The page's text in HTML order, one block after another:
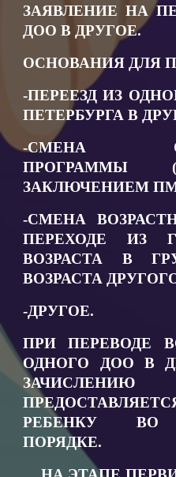
ЗАЯВЛЕНИЕ НА
ДОО В ДРУГОЕ.
ОСНОВАНИЯ ДЛЯ
-ПЕРЕЕЗД ИЗ
ПЕТЕРБУРГА В
-СМЕНА
ПРОГРАММЫ
ЗАКЛЮЧЕНИЕМ
-СМЕНА
ПЕРЕХОДЕ ИЗ
ВОЗРАСТА В
ВОЗРАСТА
-ДРУГОЕ.
ПРИ ПЕРЕВОДЕ
ОДНОГО ДОО В
РЕБЕНКУ ВО
ПОРЯДКЕ.